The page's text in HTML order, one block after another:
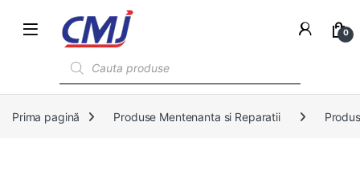
0
Prima pagină Produse Mentenanta si Reparatii